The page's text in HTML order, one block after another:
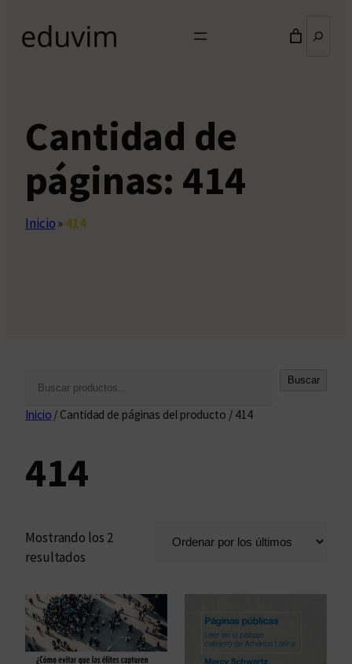
Cantidad de
páginas: 414
Inicio»414
s
r
Buscar
Inicio / Cantidad de páginas del producto / 414
414
Mostrando los 2
resultados
d
e
n
a